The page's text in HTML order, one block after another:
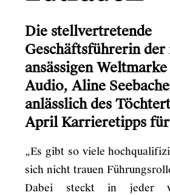
Info
Kontakt
Die stellvertretende
Geschäftsführerin der
ansässigen
Audio, Aline
anlässlich des
April Karrieretipps
„Es gibt so viele
sich nicht trauen
Dabei steckt in jeder